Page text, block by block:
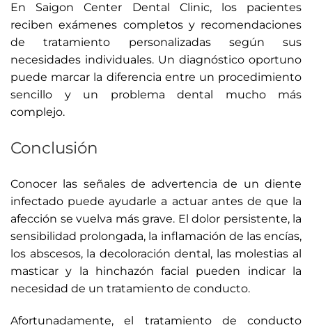
En Saigon Center Dental Clinic, los pacientes
reciben exámenes completos y recomendaciones
de tratamiento personalizadas según sus
necesidades individuales. Un diagnóstico oportuno
puede marcar la diferencia entre un procedimiento
sencillo y un problema dental mucho más
complejo.
Conclusión
Conocer las señales de advertencia de un diente
infectado puede ayudarle a actuar antes de que la
afección se vuelva más grave. El dolor persistente, la
sensibilidad prolongada, la inflamación de las encías,
los abscesos, la decoloración dental, las molestias al
masticar y la hinchazón facial pueden indicar la
necesidad de un tratamiento de conducto.
Afortunadamente, el tratamiento de conducto